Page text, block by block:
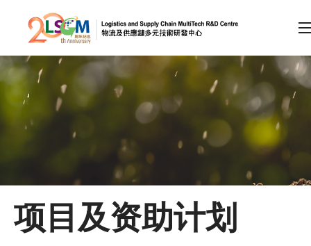
跳到内容（按回车键）
会员登录
A A EN 繁 简
主页
关于LSCM
项目及资助计划